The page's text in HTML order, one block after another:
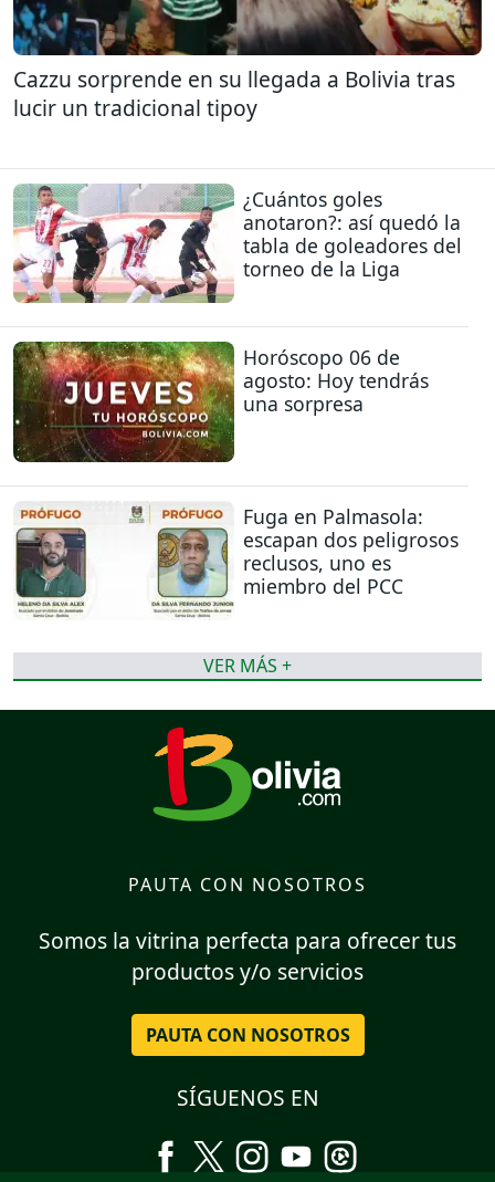
Cazzu sorprende en su llegada a Bolivia tras
lucir un tradicional tipoy
¿Cuántos goles
anotaron?: así quedó la
tabla de goleadores del
torneo de la Liga
Horóscopo 06 de
agosto: Hoy tendrás
una sorpresa
Fuga en Palmasola:
escapan dos peligrosos
reclusos, uno es
miembro del PCC
VER MÁS +
PAUTA CON NOSOTROS
Somos la vitrina perfecta para ofrecer tus
productos y/o servicios
PAUTA CON NOSOTROS
SÍGUENOS EN